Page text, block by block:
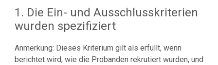
1. Die Ein- und Ausschlusskriterien
wurden spezifiziert
Anmerkung: Dieses Kriterium gilt als erfüllt, wenn
berichtet wird, wie die Probanden rekrutiert wurden, und